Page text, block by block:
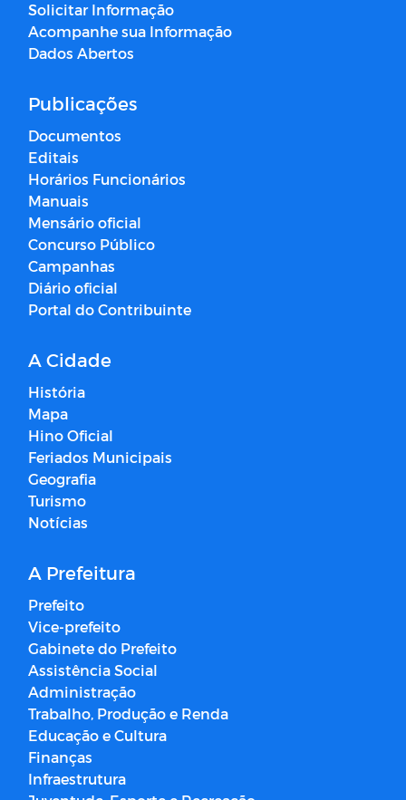
Solicitar Informação
Acompanhe sua Informação
Dados Abertos
Publicações
Documentos
Editais
Horários Funcionários
Manuais
Mensário oficial
Concurso Público
Campanhas
Diário oficial
Portal do Contribuinte
A Cidade
História
Mapa
Hino Oficial
Feriados Municipais
Geografia
Turismo
Notícias
A Prefeitura
Prefeito
Vice-prefeito
Gabinete do Prefeito
Assistência Social
Administração
Trabalho, Produção e Renda
Educação e Cultura
Finanças
Infraestrutura